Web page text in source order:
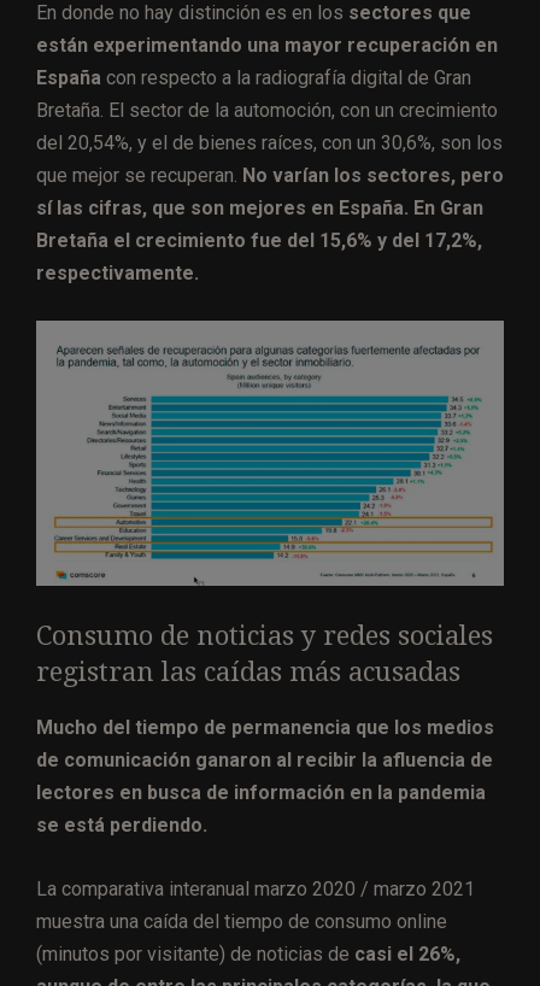
En donde no hay distinción es en los sectores que
están experimentando una mayor recuperación en
España con respecto a la radiografía digital de Gran
Bretaña. El sector de la automoción, con un crecimiento
del 20,54%, y el de bienes raíces, con un 30,6%, son los
que mejor se recuperan. No varían los sectores, pero
sí las cifras, que son mejores en España. En Gran
Bretaña el crecimiento fue del 15,6% y del 17,2%,
respectivamente.
Consumo de noticias y redes sociales
registran las caídas más acusadas
Mucho del tiempo de permanencia que los medios
de comunicación ganaron al recibir la afluencia de
lectores en busca de información en la pandemia
se está perdiendo.
La comparativa interanual marzo 2020 / marzo 2021
muestra una caída del tiempo de consumo online
(minutos por visitante) de noticias de casi el 26%,